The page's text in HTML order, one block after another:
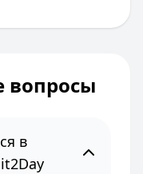
вопросы
в